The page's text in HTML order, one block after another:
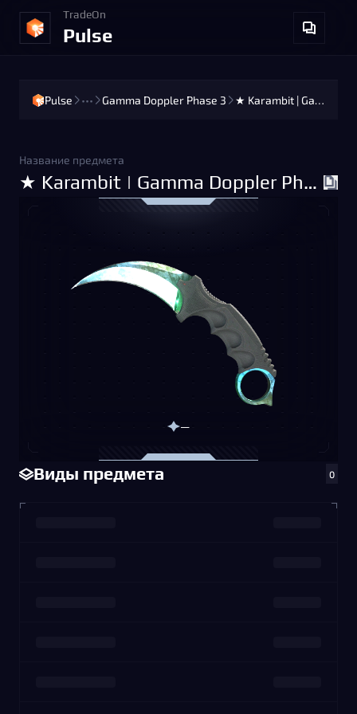
TradeOn
Pulse
Pulse ••• Gamma Doppler Phase 3 ★ Karambit | Gamma Doppler Phase 3 (Factory New)
—
Виды предмета 0
Название предмета
★ Karambit | Gamma Doppler Phase 3 (Factory New)